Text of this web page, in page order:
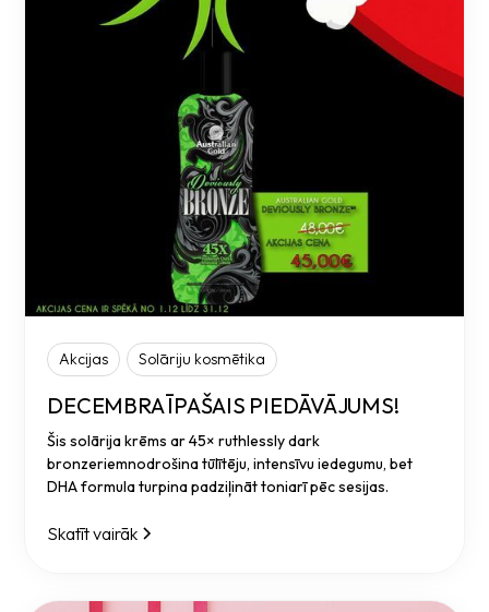
Akcijas Solāriju kosmētika
DECEMBRA ĪPAŠAIS PIEDĀVĀJUMS!
Šis solārija krēms ar 45× ruthlessly dark
bronzeriemnodrošina tūlītēju, intensīvu iedegumu, bet
DHA formula turpina padziļināt toniarī pēc sesijas.
Skatīt vairāk